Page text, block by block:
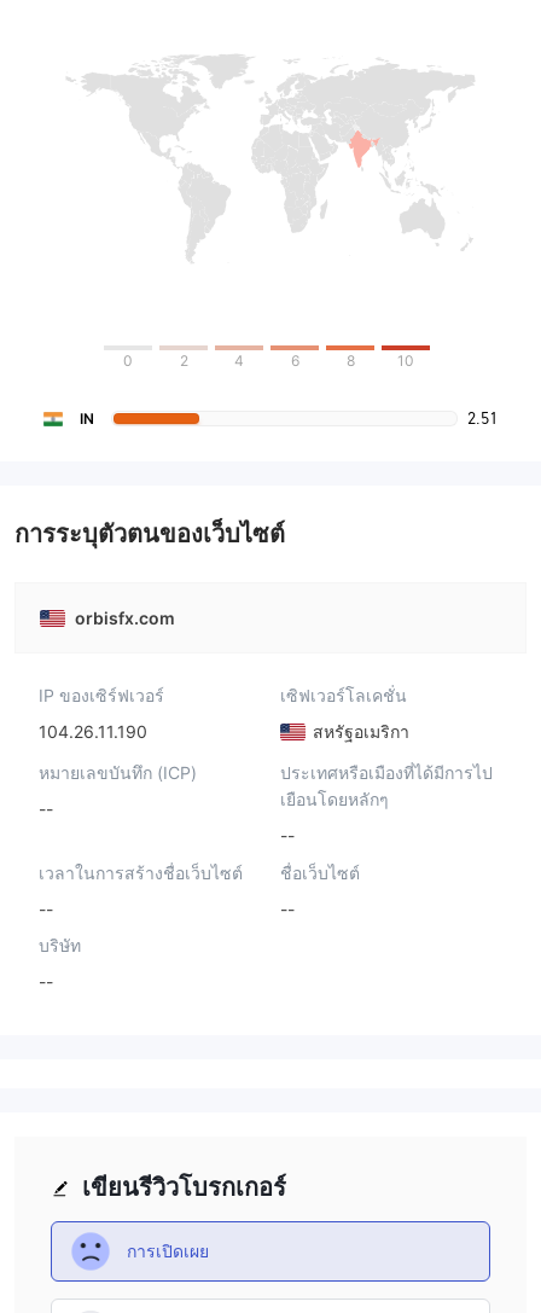
0 2 4 6 8 10
IN 2.51
การระบุตัวตนของเว็บไซต์
orbisfx.com
IP ของเซิร์ฟเวอร์
104.26.11.190
เซิฟเวอร์โลเคชั่น
สหรัฐอเมริกา
หมายเลขบันทึก (ICP)
--
ประเทศหรือเมืองที่ได้มีการไป
เยือนโดยหลักๆ
--
เวลาในการสร้างชื่อเว็บไซต์
--
ชื่อเว็บไซต์
--
บริษัท
--
เขียนรีวิวโบรกเกอร์
การเปิดเผย